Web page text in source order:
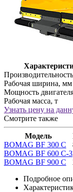
Рабочая ширина, мм
Мощность
Рабочая масса, т
Узнать цену на
Смотрите также
Модель
BOMAG BF 300 C
BOMAG BF 600 C-3
BOMAG BF 900 C
Подробное